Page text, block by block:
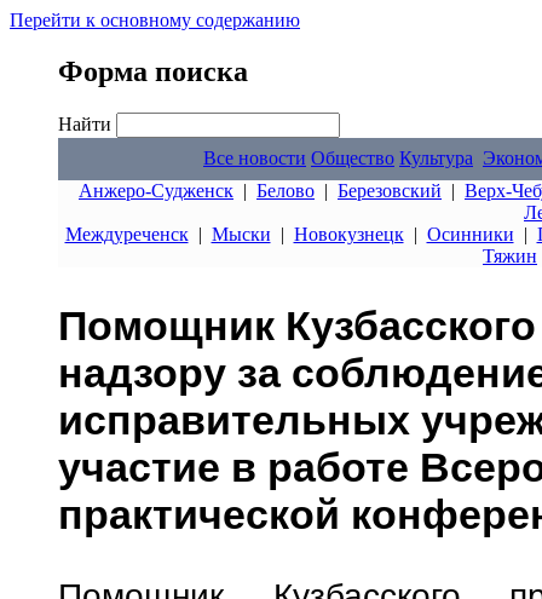
Перейти к основному содержанию
Форма поиска
Найти
Все новости Общество Культура
Анжеро-Судженск | Белово | Березовский | Верх-
Междуреченск| Мыски | Новокузнецк| Осинники |
Тяжин
Помощник
надзору за
исправительных
участие в работе
практической